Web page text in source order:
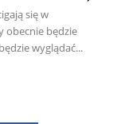
się w
obecnie będzie
wyglądać...